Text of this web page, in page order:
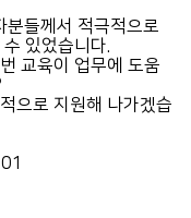
분들께서 적극적으로
있었습니다.
교육이 업무에 도움
으로 지원해 나가겠습